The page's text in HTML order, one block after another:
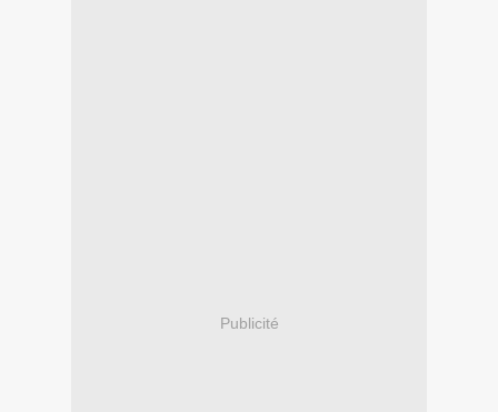
Publicité